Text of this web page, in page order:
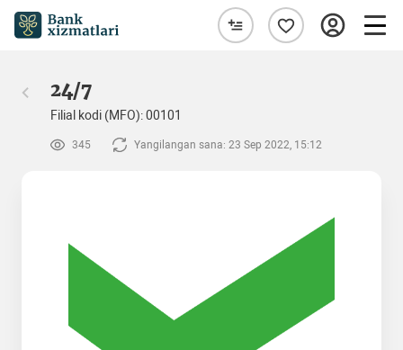
24/7
Filial kodi (MFO): 00101
345 Yangilangan sana: 23 Sep 2022, 15:12